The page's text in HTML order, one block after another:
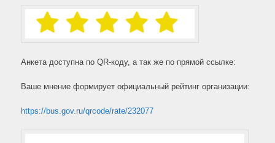
Анкета доступна по QR-коду, а так же по прямой ссылке:
Ваше мнение формирует официальный рейтинг организации:
https://bus.gov.ru/qrcode/rate/232077